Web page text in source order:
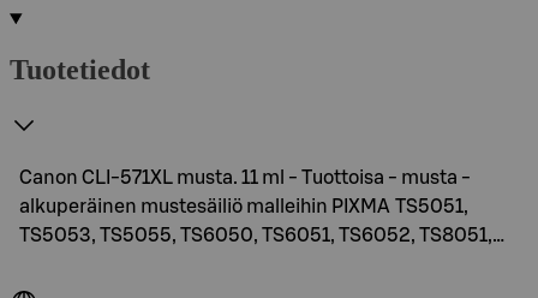
Tuotetiedot
Canon CLI-571XL musta. 11 ml - Tuottoisa - musta -
alkuperäinen mustesäiliö malleihin PIXMA TS5051,
TS5053, TS5055, TS6050, TS6051, TS6052, TS8051,…